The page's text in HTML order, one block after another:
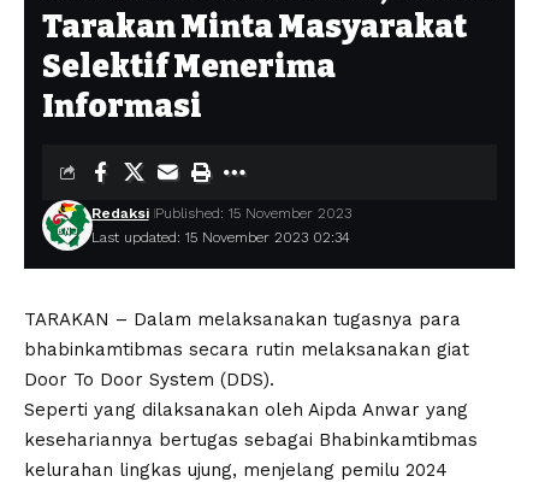
Tarakan Minta Masyarakat
Selektif Menerima
Informasi
Last updated: 15 November 2023 02:34
Redaksi Published: 15 November 2023
TARAKAN – Dalam melaksanakan tugasnya para
bhabinkamtibmas secara rutin melaksanakan giat
Door To Door System (DDS).
Seperti yang dilaksanakan oleh Aipda Anwar yang
kesehariannya bertugas sebagai Bhabinkamtibmas
kelurahan lingkas ujung, menjelang pemilu 2024